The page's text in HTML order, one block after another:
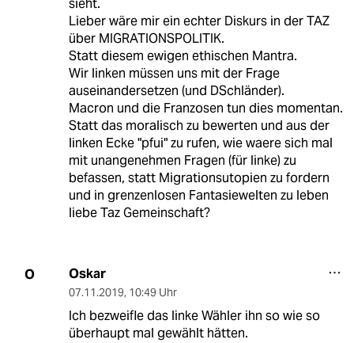
sieht.
Lieber wäre mir ein echter Diskurs in der TAZ
über MIGRATIONSPOLITIK.
Statt diesem ewigen ethischen Mantra.
Wir linken müssen uns mit der Frage
auseinandersetzen (und DSchländer).
Macron und die Franzosen tun dies momentan.
Statt das moralisch zu bewerten und aus der
linken Ecke "pfui" zu rufen, wie waere sich mal
mit unangenehmen Fragen (für linke) zu
befassen, statt Migrationsutopien zu fordern
und in grenzenlosen Fantasiewelten zu leben
liebe Taz Gemeinschaft?
O Oskar
07.11.2019, 10:49 Uhr
Ich bezweifle das linke Wähler ihn so wie so
überhaupt mal gewählt hätten.